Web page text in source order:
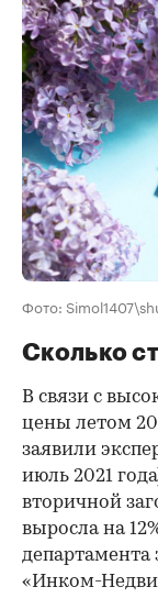
Фото:
Сколько
В связи с
цены летом
заявили
июль 2021
вторичной
выросла на
«Инком-